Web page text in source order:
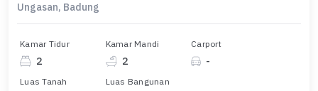
Ungasan, Badung
Kamar Tidur
2
Kamar Mandi
2
Carport
-
Luas Tanah Luas Bangunan